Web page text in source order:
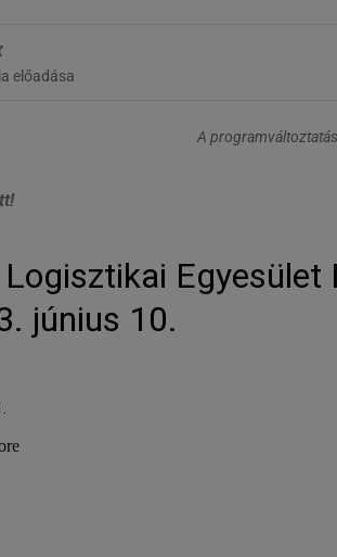
előadása
A